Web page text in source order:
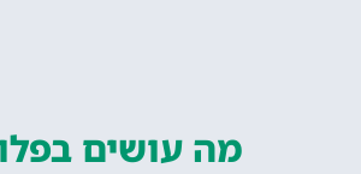
מה עושים